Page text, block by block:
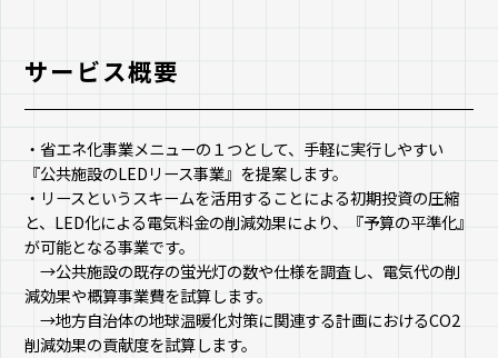
サービス概要
・省エネ化事業メニューの１つとして、手軽に実行しやすい
『公共施設のLEDリース事業』を提案します。
・リースというスキームを活用することによる初期投資の圧縮
と、LED化による電気料金の削減効果により、『予算の平準化』
が可能となる事業です。
→公共施設の既存の蛍光灯の数や仕様を調査し、電気代の削
減効果や概算事業費を試算します。
→地方自治体の地球温暖化対策に関連する計画におけるCO2
削減効果の貢献度を試算します。